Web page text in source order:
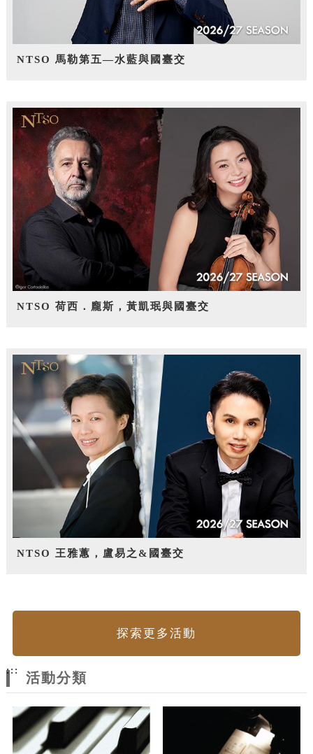
NTSO 馬勒第五—水藍與國臺交
NTSO 荷西．龐斯，黃凱珉與國臺交
NTSO 王雅蕙，盧易之&國臺交
探索更多活動
:::
活動分類